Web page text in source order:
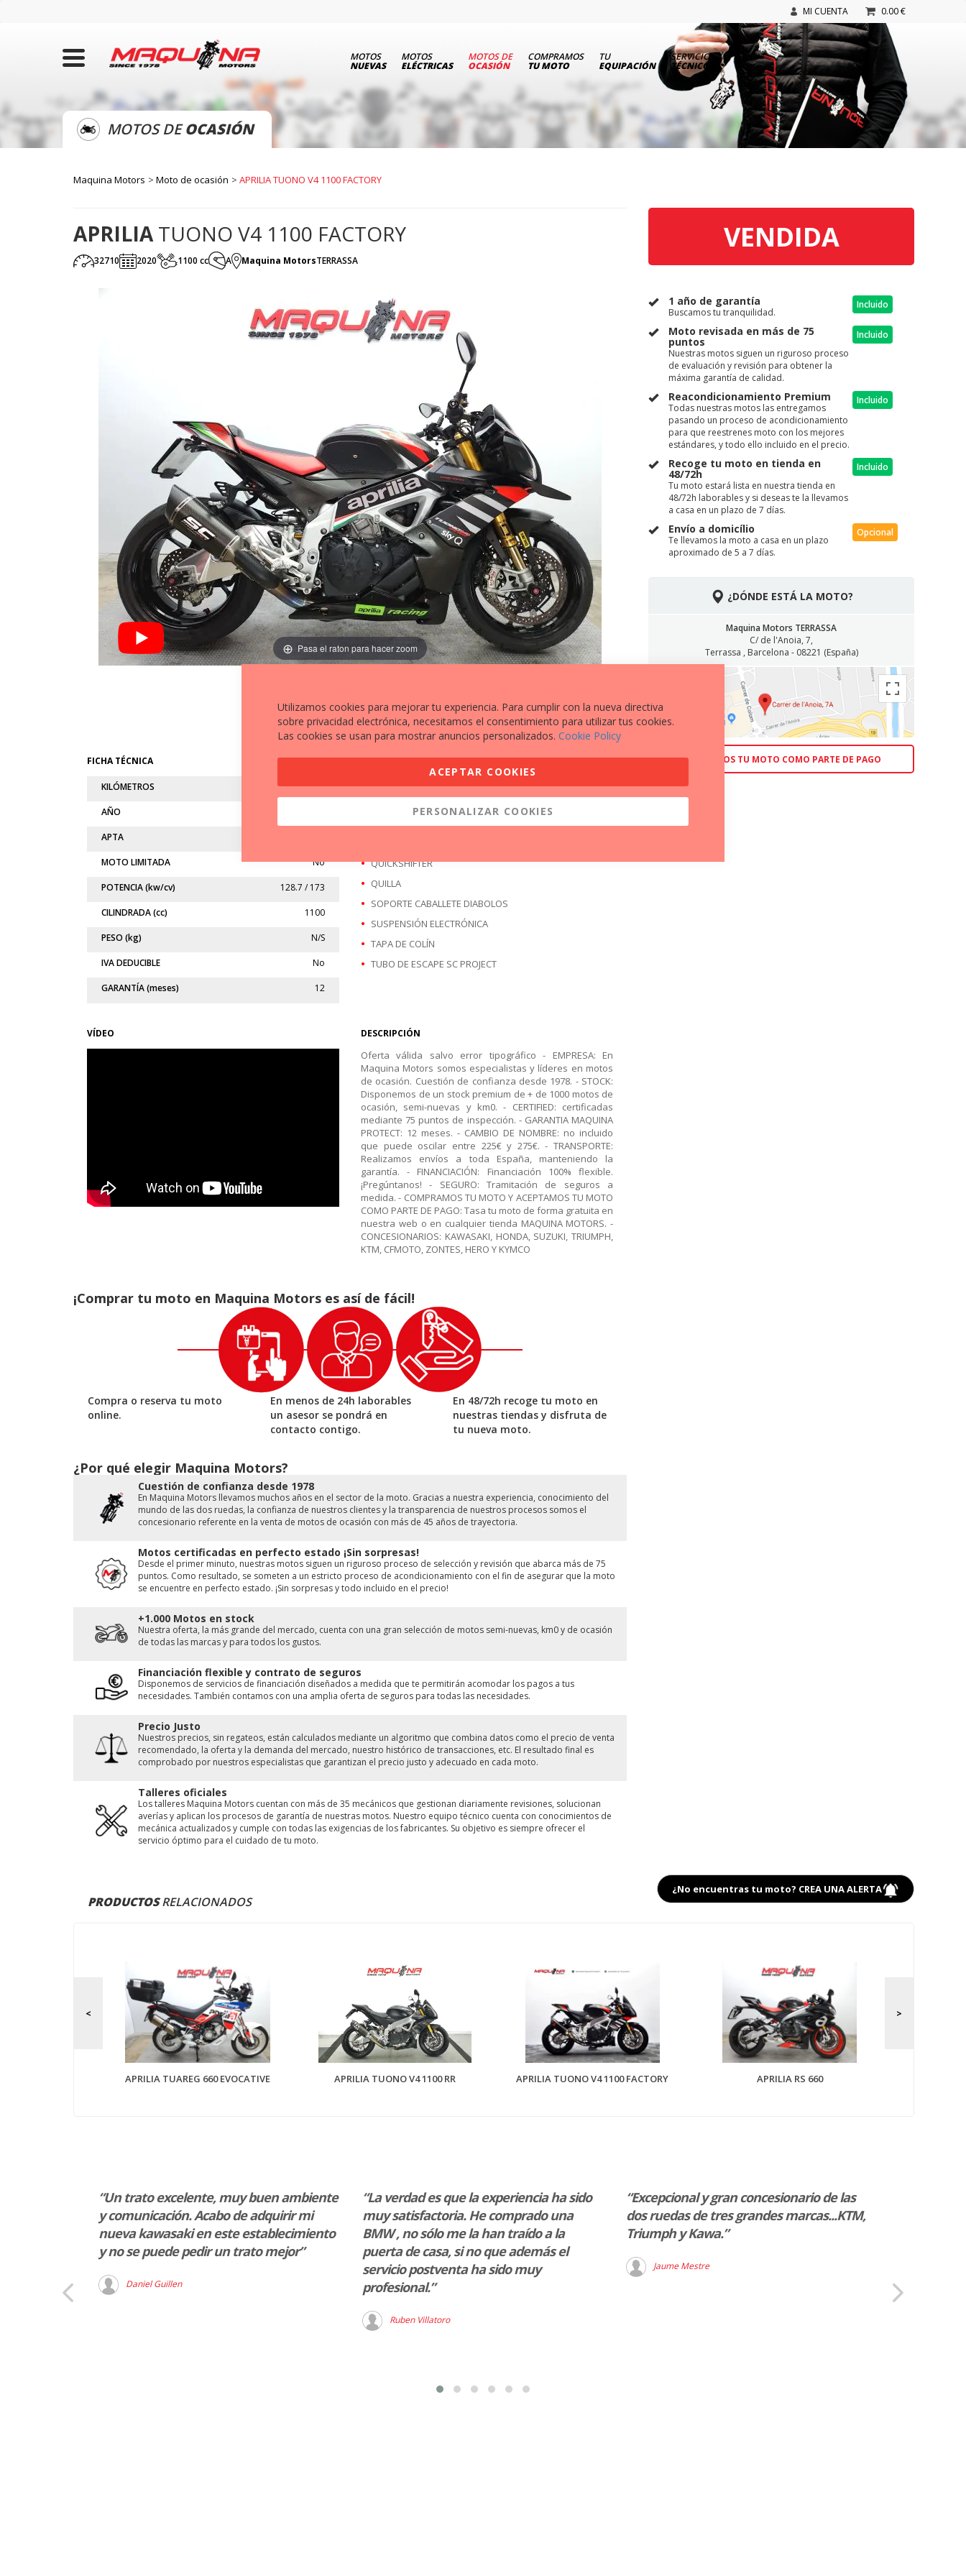
MI CUENTA 0.00 €
MOTOS
NUEVAS
MOTOS
ELÉCTRICAS
MOTOS DE
OCASIÓN
COMPRAMOS
TU MOTO
TU
EQUIPACIÓN
SERVICIO
TÉCNICO
MOTOS DEOCASIÓN
Maquina Motors Moto de ocasión APRILIA TUONO V4 1100 FACTORY
APRILIATUONO V4 1100 FACTORY
32710 2020 1100 cc A Maquina MotorsTERRASSA
VENDIDA
1 año de garantía
Buscamos tu tranquilidad.
Incluido
Moto revisada en más de 75
puntos
Nuestras motos siguen un riguroso proceso
de evaluación y revisión para obtener la
máxima garantía de calidad.
Incluido
Reacondicionamiento Premium
Todas nuestras motos las entregamos
pasando un proceso de acondicionamiento
para que reestrenes moto con los mejores
estándares, y todo ello incluido en el precio.
Incluido
Recoge tu moto en tienda en
48/72h
Tu moto estará lista en nuestra tienda en
48/72h laborables y si deseas te la llevamos
a casa en un plazo de 7 días.
Incluido
Envío a domicílio
Te llevamos la moto a casa en un plazo
aproximado de 5 a 7 días.
Opcional
¿DÓNDE ESTÁ LA MOTO?
Maquina Motors TERRASSA
C/ de l'Anoia, 7,
Terrassa , Barcelona - 08221 (España)
ACEPTAMOS TU MOTO COMO PARTE DE PAGO
Pasa el raton para hacer zoom
FICHA TÉCNICA
KILÓMETROS 32.710
AÑO
APTA
MOTO LIMITADA No
POTENCIA (kw/cv) 128.7 / 173
CILINDRADA (cc) 1100
PESO (kg) N/S
IVA DEDUCIBLE No
GARANTÍA (meses) 12
EXTRAS A DESTACAR
PORTA MATRÍCULA
QUICKSHIFTER
QUILLA
SOPORTE CABALLETE DIABOLOS
SUSPENSIÓN ELECTRÓNICA
TAPA DE COLÍN
TUBO DE ESCAPE SC PROJECT
VÍDEO DESCRIPCIÓN
Oferta válida salvo error tipográfico - EMPRESA: En
Maquina Motors somos especialistas y líderes en motos
de ocasión. Cuestión de confianza desde 1978. - STOCK:
Disponemos de un stock premium de + de 1000 motos de
ocasión, semi-nuevas y km0. - CERTIFIED: certificadas
mediante 75 puntos de inspección. - GARANTIA MAQUINA
PROTECT: 12 meses. - CAMBIO DE NOMBRE: no incluido
que puede oscilar entre 225€ y 275€. - TRANSPORTE:
Realizamos envíos a toda España, manteniendo la
garantía. - FINANCIACIÓN: Financiación 100% flexible.
¡Pregúntanos! - SEGURO: Tramitación de seguros a
medida. - COMPRAMOS TU MOTO Y ACEPTAMOS TU MOTO
COMO PARTE DE PAGO: Tasa tu moto de forma gratuita en
nuestra web o en cualquier tienda MAQUINA MOTORS. -
CONCESIONARIOS: KAWASAKI, HONDA, SUZUKI, TRIUMPH,
KTM, CFMOTO, ZONTES, HERO Y KYMCO
¡Comprar tu moto en Maquina Motors es así de fácil!
Compra o reserva tu moto
online.
En menos de 24h laborables
un asesor se pondrá en
contacto contigo.
En 48/72h recoge tu moto en
nuestras tiendas y disfruta de
tu nueva moto.
¿Por qué elegir Maquina Motors?
Cuestión de conﬁanza desde 1978
En Maquina Motors llevamos muchos años en el sector de la moto. Gracias a nuestra experiencia, conocimiento del
mundo de las dos ruedas, la conﬁanza de nuestros clientes y la transparencia de nuestros procesos somos el
concesionario referente en la venta de motos de ocasión con más de 45 años de trayectoria.
Motos certificadas en perfecto estado ¡Sin sorpresas!
Desde el primer minuto, nuestras motos siguen un riguroso proceso de selección y revisión que abarca más de 75
puntos. Como resultado, se someten a un estricto proceso de acondicionamiento con el fin de asegurar que la moto
se encuentre en perfecto estado. ¡Sin sorpresas y todo incluido en el precio!
+1.000 Motos en stock
Nuestra oferta, la más grande del mercado, cuenta con una gran selección de motos semi-nuevas, km0 y de ocasión
de todas las marcas y para todos los gustos.
Financiación flexible y contrato de seguros
Disponemos de servicios de financiación diseñados a medida que te permitirán acomodar los pagos a tus
necesidades. También contamos con una amplia oferta de seguros para todas las necesidades.
Precio Justo
Nuestros precios, sin regateos, están calculados mediante un algoritmo que combina datos como el precio de venta
recomendado, la oferta y la demanda del mercado, nuestro histórico de transacciones, etc. El resultado final es
comprobado por nuestros especialistas que garantizan el precio justo y adecuado en cada moto.
Talleres oficiales
Los talleres Maquina Motors cuentan con más de 35 mecánicos que gestionan diariamente revisiones, solucionan
averías y aplican los procesos de garantía de nuestras motos. Nuestro equipo técnico cuenta con conocimientos de
mecánica actualizados y cumple con todas las exigencias de los fabricantes. Su objetivo es siempre ofrecer el
servicio óptimo para el cuidado de tu moto.
¿No encuentras tu moto? CREA UNA ALERTA
PRODUCTOSRELACIONADOS
APRILIA TUAREG 660 EVOCATIVE APRILIA TUONO V4 1100 RR APRILIA TUONO V4 1100 FACTORY APRILIA RS 660
“Un trato excelente, muy buen ambiente
y comunicación. Acabo de adquirir mi
nueva kawasaki en este establecimiento
y no se puede pedir un trato mejor”
Daniel Guillen
“La verdad es que la experiencia ha sido
muy satisfactoria. He comprado una
BMW , no sólo me la han traído a la
puerta de casa, si no que además el
servicio postventa ha sido muy
profesional.”
Ruben Villatoro
“Excepcional y gran concesionario de las
dos ruedas de tres grandes marcas...KTM,
Triumph y Kawa.”
Jaume Mestre
Utilizamos cookies para mejorar tu experiencia. Para cumplir con la nueva directiva
sobre privacidad electrónica, necesitamos el consentimiento para utilizar tus cookies.
Las cookies se usan para mostrar anuncios personalizados. Cookie Policy
ACEPTAR COOKIES
PERSONALIZAR COOKIES